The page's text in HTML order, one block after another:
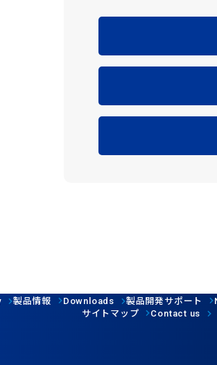
製品情報 Downloads 製品開発サポート
サイトマップ Contact us